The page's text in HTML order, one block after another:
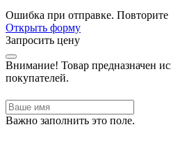
Ошибка при отправке. Повторите
Открыть форму
Запросить цену
Внимание! Товар предназначен
покупателей.
Важно заполнить это поле.